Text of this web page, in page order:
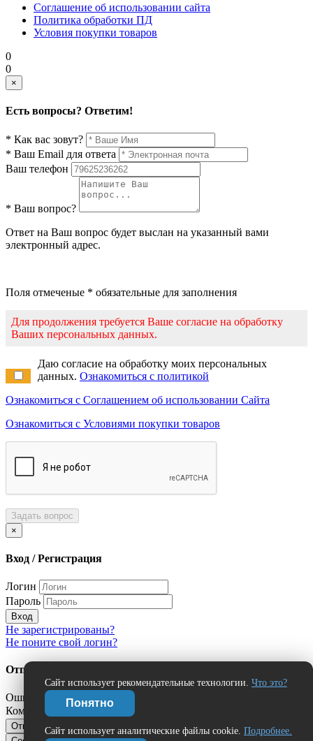
Соглашение об использовании сайта
Политика обработки ПД
Условия покупки товаров
Сайт использует рекомендательные технологии. Что это?
Понятно
Сайт использует аналитические файлы cookie. Подробнее.
0
0
×
Есть вопросы? Ответим!
* Как вас зовут?
* Ваш Email для ответа
Ваш телефон
* Ваш вопрос?
Ответ на Ваш вопрос будет выслан на указанный вами
электронный адрес.
Поля отмеченые * обязательные для заполнения
Для продолжения требуется Ваше согласие на обработку
Ваших персональных данных.
Даю согласие на обработку моих персональных
данных. Ознакомиться с политикой
Ознакомиться с Соглашением об использовании Сайта
Ознакомиться с Условиями покупки товаров
Задать вопрос
×
Вход / Регистрация
Логин
Пароль
Вход
Не зарегистрированы?
Не поните свой логин?
Отправить сообщение об ошибке?
Ошибка:
Комментарий (дополнительно)
Отправить